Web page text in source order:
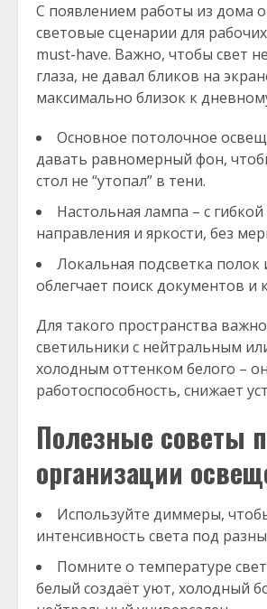
С появлением работы из дома
световые сценарии для
must-have. Важно, чтобы свет
глаза, не давал бликов на
максимально близок к
Основное потолочное
давать равномерный фон,
стол не “утопал” в тени.
Настольная лампа – с
направления и яркости, без
Локальная подсветка
облегчает поиск документов и
Для такого пространства
светильники с нейтральным
холодным оттенком белого –
работоспособность, снижает
Полезные советы
организации
Используйте диммеры,
интенсивность света под
Помните о температуре
белый создаёт уют, холодный